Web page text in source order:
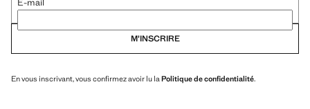
M’INSCRIRE
En vous inscrivant, vous confirmez avoir lu la Politique de confidentialité.